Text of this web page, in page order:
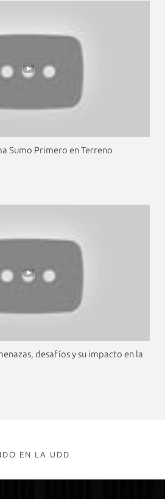
Sumo Primero en Terreno
desafíos y su impacto en la
EN LA UDD